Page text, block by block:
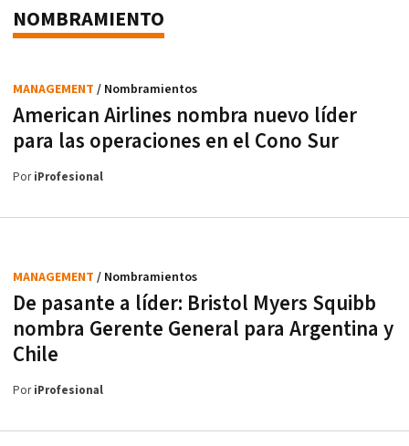
NOMBRAMIENTO
American Airlines nombra nuevo líder
para las operaciones en el Cono Sur
MANAGEMENT / Nombramientos
PoriProfesional
De pasante a líder: Bristol Myers Squibb
nombra Gerente General para Argentina y
Chile
MANAGEMENT / Nombramientos
PoriProfesional